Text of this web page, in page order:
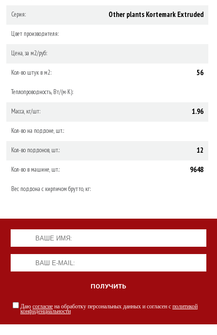
Серия: Other plants Kortemark Extruded
Цвет производителя:
Цена, за м2/руб:
Кол-во штук в м2: 56
Теплопроводность, Вт/(м·К):
Масса, кг/шт: 1.96
Кол-во на поддоне, шт.:
Кол-во поддонов, шт.: 12
Кол-во в машине, шт.: 9648
Вес поддона с кирпичом брутто, кг:
Даю согласие на обработку персональных данных и согласен с политикой
конфиденциальности